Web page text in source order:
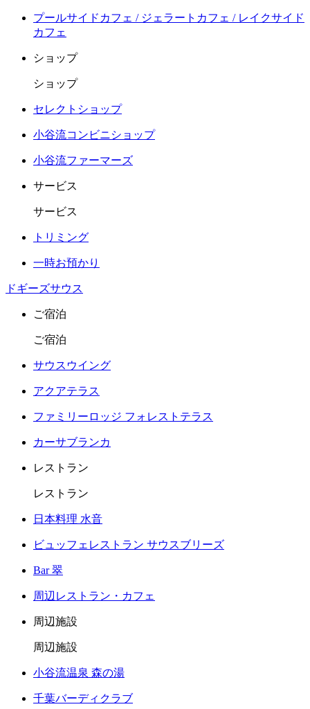
プールサイドカフェ / ジェラートカフェ / レイクサイド
カフェ
ショップ
ショップ
セレクトショップ
小谷流コンビニショップ
小谷流ファーマーズ
サービス
サービス
トリミング
一時お預かり
ドギーズサウス
ご宿泊
ご宿泊
サウスウイング
アクアテラス
ファミリーロッジ フォレストテラス
カーサブランカ
レストラン
レストラン
日本料理 水音
ビュッフェレストラン サウスブリーズ
Bar 翠
周辺レストラン・カフェ
周辺施設
周辺施設
小谷流温泉 森の湯
千葉バーディクラブ